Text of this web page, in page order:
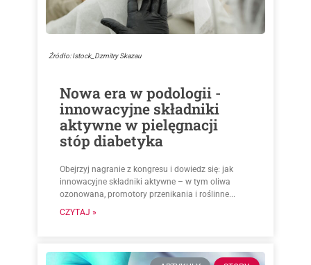
Źródło: Istock_Dzmitry Skazau
Nowa era w podologii -
innowacyjne składniki
aktywne w pielęgnacji
stóp diabetyka
Obejrzyj nagranie z kongresu i dowiedz się: jak
innowacyjne składniki aktywne – w tym oliwa
ozonowana, promotory przenikania i roślinne...
CZYTAJ »